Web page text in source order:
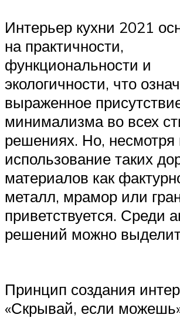
Интерьер кухни 2021
на практичности,
функциональности и
экологичности, что
выраженное
минимализма во всех
решениях. Но, несмотря
использование таких
материалов как
металл, мрамор или
приветствуется. Среди
решений можно
Принцип создания
«Скрывай, если